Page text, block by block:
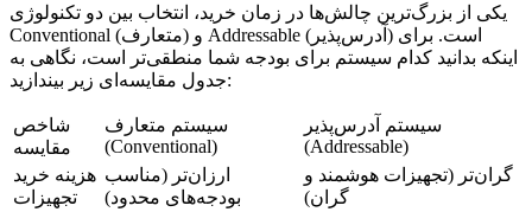
یکی از بزرگ‌ترین چالش‌ها در زمان خرید، انتخاب بین دو تکنولوژی
Conventional (متعارف) و Addressable (آدرس‌پذیر) است. برای
اینکه بدانید کدام سیستم برای بودجه شما منطقی‌تر است، نگاهی به
جدول مقایسه‌ای زیر بیندازید:
شاخص
مقایسه
سیستم متعارف
(Conventional)
سیستم آدرس‌پذیر
(Addressable)
هزینه خرید
تجهیزات
ارزان‌تر (مناسب
بودجه‌های محدود)
گران‌تر (تجهیزات هوشمند و
گران)